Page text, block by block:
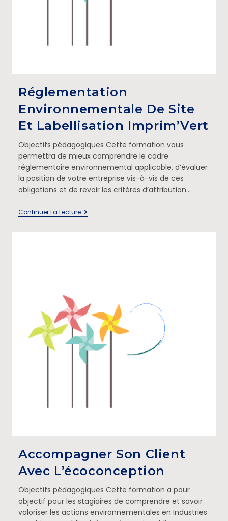
Réglementation
Environnementale De Site
Et Labellisation Imprim’Vert
Objectifs pédagogiques Cette formation vous
permettra de mieux comprendre le cadre
réglementaire environnemental applicable, d’évaluer
la position de votre entreprise vis-à-vis de ces
obligations et de revoir les critères d’attribution…
Continuer La Lecture
Accompagner Son Client
Avec L’écoconception
Objectifs pédagogiques Cette formation a pour
objectif pour les stagiaires de comprendre et savoir
valoriser les actions environnementales en Industries